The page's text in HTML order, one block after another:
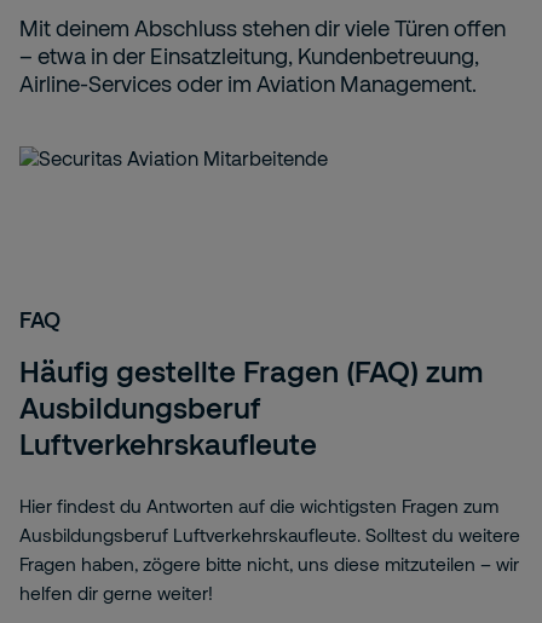
Mit deinem Abschluss stehen dir viele Türen offen
– etwa in der Einsatzleitung, Kundenbetreuung,
Airline-Services oder im Aviation Management.
FAQ
Häufig gestellte Fragen (FAQ) zum
Ausbildungsberuf
Luftverkehrskaufleute
Hier findest du Antworten auf die wichtigsten Fragen zum
Ausbildungsberuf Luftverkehrskaufleute. Solltest du weitere
Fragen haben, zögere bitte nicht, uns diese mitzuteilen – wir
helfen dir gerne weiter!